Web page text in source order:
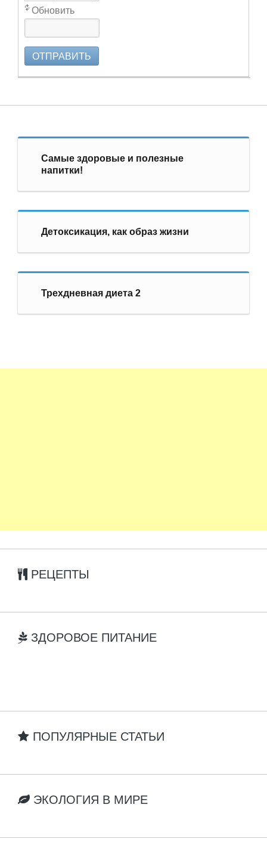
Обновить
ОТПРАВИТЬ
Самые здоровые и полезные
напитки!
Детоксикация, как образ жизни
Трехдневная диета 2
РЕЦЕПТЫ
ЗДОРОВОЕ ПИТАНИЕ
ПОПУЛЯРНЫЕ СТАТЬИ
ЭКОЛОГИЯ В МИРЕ